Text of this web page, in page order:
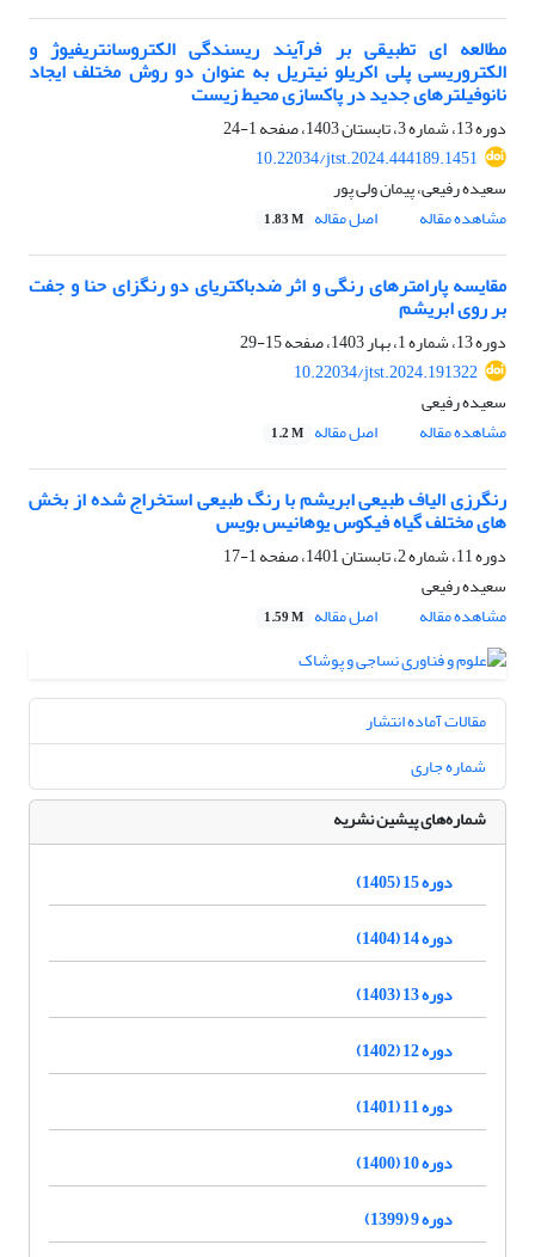
مطالعه ای تطبیقی بر فرآیند ریسندگی الکتروسانتریفیوژ و
الکتروریسی پلی اکریلو نیتریل به عنوان دو روش مختلف ایجاد
نانوفیلترهای جدید در پاکسازی محیط زیست
دوره 13، شماره 3، تابستان 1403، صفحه
1-24
10.22034/jtst.2024.444189.1451
سعیده رفیعی، پیمان ولی پور
مشاهده مقاله
اصل مقاله 1.83 M
مقایسه پارامترهای رنگی و اثر ضدباکتریای دو رنگزای حنا و جفت
بر روی ابریشم
دوره 13، شماره 1، بهار 1403، صفحه
15-29
10.22034/jtst.2024.191322
سعیده رفیعی
مشاهده مقاله
اصل مقاله 1.2 M
رنگرزی الیاف طبیعی ابریشم با رنگ طبیعی استخراج شده از بخش
های مختلف گیاه فیکوس یوهانیس بویس
دوره 11، شماره 2، تابستان 1401، صفحه
1-17
سعیده رفیعی
مشاهده مقاله
اصل مقاله 1.59 M
مقالات آماده انتشار
شماره جاری
شماره‌های پیشین نشریه
دوره 15 (1405)
دوره 14 (1404)
دوره 13 (1403)
دوره 12 (1402)
دوره 11 (1401)
دوره 10 (1400)
دوره 9 (1399)